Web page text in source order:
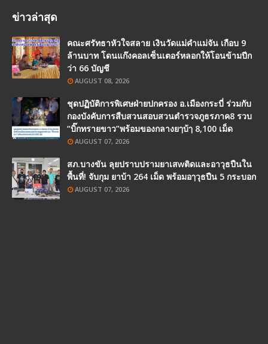
ข่าวล่าสุด
คณะศรัทธาหัวใจสลาย เงินวัดแม่คำแม่จัน เกือบ 9
ล้านบาท โดนแก๊งคอลเซ็นเตอร์หลอกให้โอนข้ามปีก
ว่า 66 บัญชี
AUGUST 08, 2026
ชุดปฏิบัติการพิเศษฝ่ายปกครอง อ.เมืองกระบี่ ร่วมกับ
กองบังคับการสืบสวนสอบสวนตำรวจภูธรภาค8 รวบ
“บิ๊กทรายขาว”พร้อมของกลางยๅบ้ๅ 8,100 เม็ด
AUGUST 07, 2026
สภ.บางขัน ลุยปราบปรามยาเสwติดและอาวุธปืนใน
พื้นที่! จับกุม ยาบ้า 264 เม็ด พร้อมอๅวุธปืน 5 กระบอก
AUGUST 07, 2026